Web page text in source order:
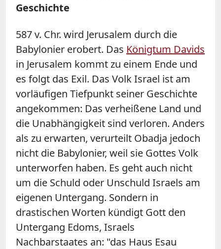
Geschichte
587 v. Chr. wird Jerusalem durch die
Babylonier erobert. Das Königtum Davids
in Jerusalem kommt zu einem Ende und
es folgt das Exil. Das Volk Israel ist am
vorläufigen Tiefpunkt seiner Geschichte
angekommen: Das verheißene Land und
die Unabhängigkeit sind verloren. Anders
als zu erwarten, verurteilt Obadja jedoch
nicht die Babylonier, weil sie Gottes Volk
unterworfen haben. Es geht auch nicht
um die Schuld oder Unschuld Israels am
eigenen Untergang. Sondern in
drastischen Worten kündigt Gott den
Untergang Edoms, Israels
Nachbarstaates an: "das Haus Esau